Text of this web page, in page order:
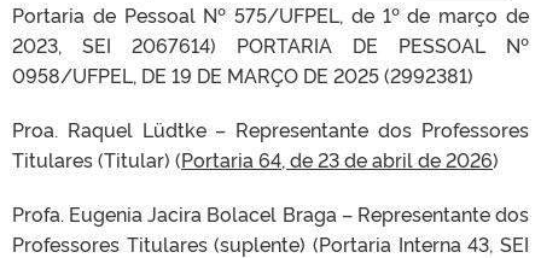
Portaria de Pessoal Nº 575/UFPEL, de 1º de março de
2023, SEI 2067614) PORTARIA DE PESSOAL Nº
0958/UFPEL, DE 19 DE MARÇO DE 2025 (2992381)
Proa. Raquel Lüdtke – Representante dos Professores
Titulares (Titular) (Portaria 64, de 23 de abril de 2026)
Profa. Eugenia Jacira Bolacel Braga – Representante dos
Professores Titulares (suplente) (Portaria Interna 43, SEI